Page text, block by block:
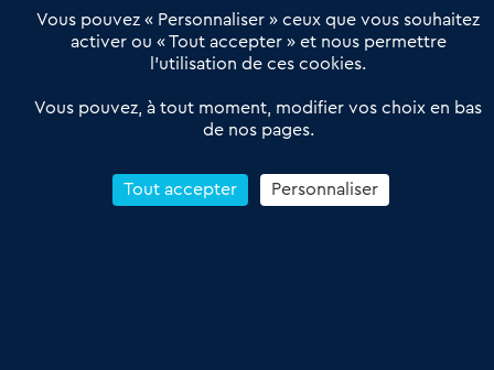
Réseau 3C : un partenaire national dédié aux transactions
Petitscommerces : Un partenariat au service du commerce de
proximité et des territoires
Reprendre un Restaurant Rapide
Vous pouvez « Personnaliser » ceux que vous souhaitez
activer ou « Tout accepter » et nous permettre
l’utilisation de ces cookies.
Vous pouvez, à tout moment, modifier vos choix en bas
de nos pages.
Tout accepter Personnaliser